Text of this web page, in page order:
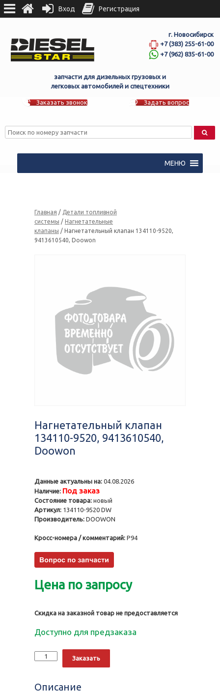
г. Новосибирск
+7 (383) 255-61-00
+7 (962) 835-61-00
запчасти для дизельных грузовых и
легковых автомобилей и спецтехники
Заказать звонок Задать вопрос
МЕНЮ
Главная / Детали топливной
системы / Нагнетательные
клапаны / Нагнетательный клапан 134110-9520,
9413610540, Doowon
Нагнетательный клапан
134110-9520, 9413610540,
Doowon
Данные актуальны на: 04.08.2026
Наличие: Под заказ
Состояние товара: новый
Артикул: 134110-9520 DW
Производитель: DOOWON
Кросс-номера / комментарий: P94
Цена по запросу
Скидка на заказной товар не предоставляется
Доступно для предзаказа
Количество
Нагнетательный
9520,
Заказать
Описание
Вход Регистрация